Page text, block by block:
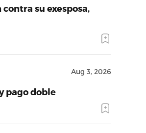
su exesposa,
Aug 3, 2026
pago doble